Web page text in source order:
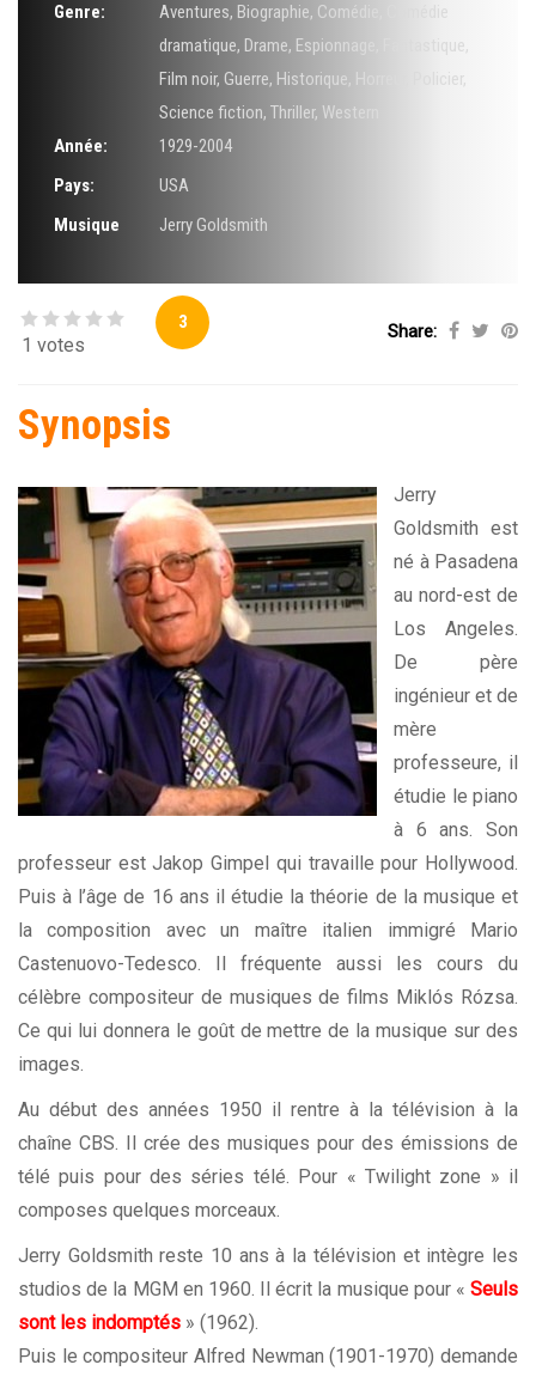
Genre:
Aventures, Biographie, Comédie
dramatique, Drame, Espionnage Fantastique,
Film noir, Guerre, Historique, Policier,
Science fiction, Thriller, Western
Année:
1929-2004
Pays:
USA
Musique
Jerry Goldsmith
1 votes
3 Share:
Synopsis
Jerry
Goldsmith est
né à Pasadena
au nord-est de
Los Angeles.
De père
ingénieur et de
mère
professeure, il
étudie le piano
à 6 ans. Son
professeur est Jakop Gimpel qui travaille pour Hollywood.
Puis à l’âge de 16 ans il étudie la théorie de la musique et
la composition avec un maître italien immigré Mario
Castenuovo-Tedesco. Il fréquente aussi les cours du
célèbre compositeur de musiques de films Miklós Rózsa.
Ce qui lui donnera le goût de mettre de la musique sur des
images.
Au début des années 1950 il rentre à la télévision à la
chaîne CBS. Il crée des musiques pour des émissions de
télé puis pour des séries télé. Pour « Twilight zone » il
composes quelques morceaux.
Jerry Goldsmith reste 10 ans à la télévision et intègre les
studios de la MGM en 1960. Il écrit la musique pour « Seuls
sont les indomptés » (1962).
Puis le compositeur Alfred Newman (1901-1970) demande